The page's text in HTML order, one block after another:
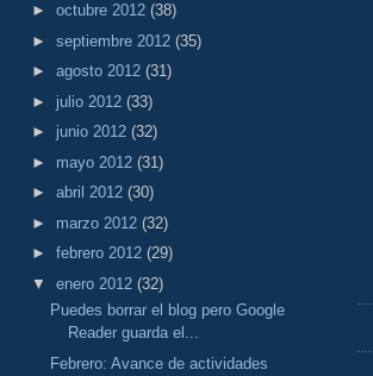
► octubre 2012 (38)
► septiembre 2012 (35)
► agosto 2012 (31)
► julio 2012 (33)
► junio 2012 (32)
► mayo 2012 (31)
► abril 2012 (30)
► marzo 2012 (32)
► febrero 2012 (29)
▼ enero 2012 (32)
Puedes borrar el blog pero Google
Reader guarda el...
Febrero: Avance de actividades